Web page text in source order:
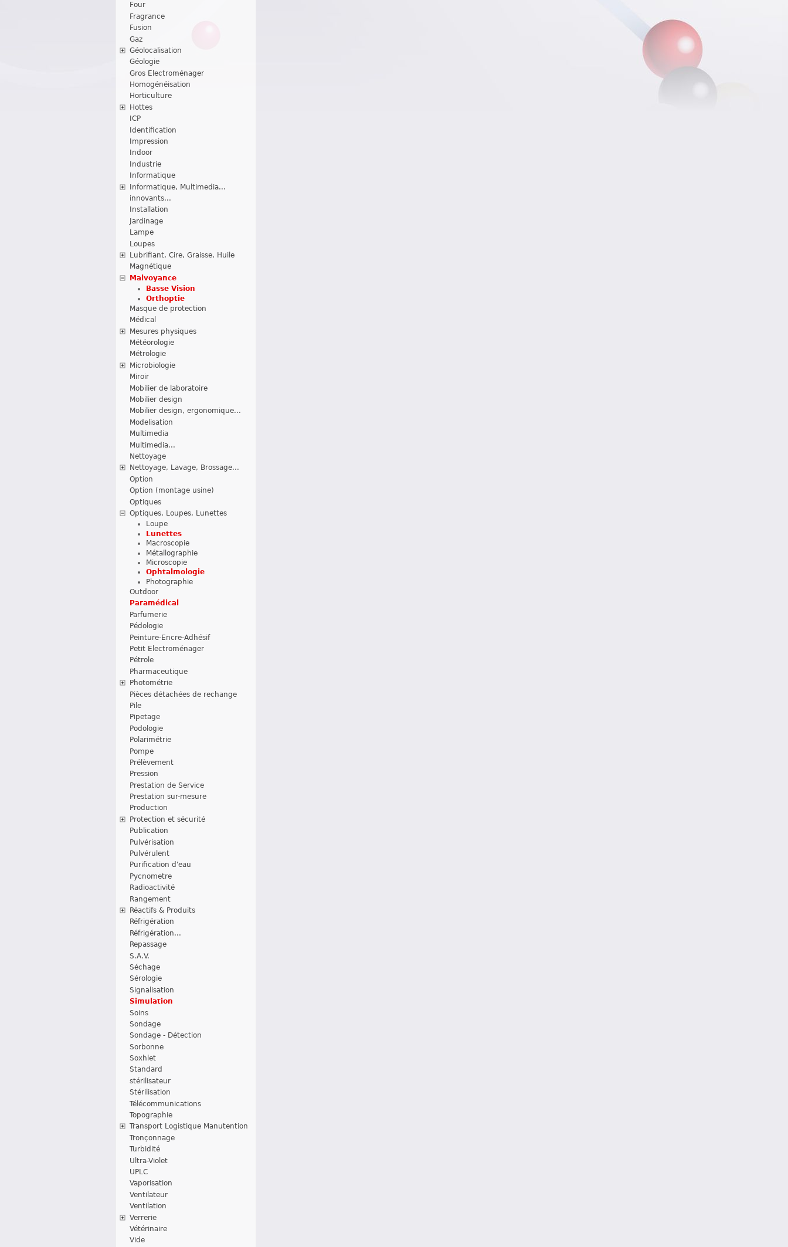
Four
Fragrance
Fusion
Gaz
Géolocalisation
Géologie
Gros Electroménager
Homogénéisation
Horticulture
Hottes
ICP
Identification
Impression
Indoor
Industrie
Informatique
Informatique, Multimedia...
innovants...
Installation
Jardinage
Lampe
Loupes
Lubrifiant, Cire, Graisse, Huile
Magnétique
Malvoyance
Basse Vision
Orthoptie
Masque de protection
Médical
Mesures physiques
Météorologie
Métrologie
Microbiologie
Miroir
Mobilier de laboratoire
Mobilier design
Mobilier design, ergonomique...
Modelisation
Multimedia
Multimedia...
Nettoyage
Nettoyage, Lavage, Brossage...
Option
Option (montage usine)
Optiques
Optiques, Loupes, Lunettes
Loupe
Lunettes
Macroscopie
Métallographie
Microscopie
Ophtalmologie
Photographie
Outdoor
Paramédical
Parfumerie
Pédologie
Peinture-Encre-Adhésif
Petit Electroménager
Pétrole
Pharmaceutique
Photométrie
Pièces détachées de rechange
Pile
Pipetage
Podologie
Polarimétrie
Pompe
Prélèvement
Pression
Prestation de Service
Prestation sur-mesure
Production
Protection et sécurité
Publication
Pulvérisation
Pulvérulent
Purification d'eau
Pycnometre
Radioactivité
Rangement
Réactifs & Produits
Réfrigération
Réfrigération...
Repassage
S.A.V.
Séchage
Sérologie
Signalisation
Simulation
Soins
Sondage
Sondage - Détection
Sorbonne
Soxhlet
Standard
stérilisateur
Stérilisation
Télécommunications
Topographie
Transport Logistique Manutention
Tronçonnage
Turbidité
Ultra-Violet
UPLC
Vaporisation
Ventilateur
Ventilation
Verrerie
Vétérinaire
Vide